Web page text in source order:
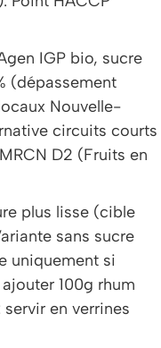
IGP bio, sucre
(dépassement
Nouvelle-
circuits courts
D2 (Fruits en
plus lisse (cible
sans sucre
uniquement si
100g rhum
en verrines